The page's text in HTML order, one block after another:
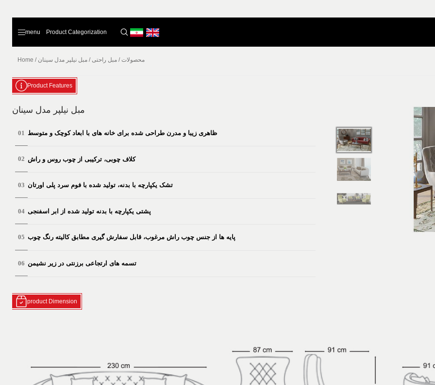
menu Product Categorization
Catalog Download
Home / محصولات / مبل راحتی / مبل نیلپر مدل سینان
Product Features
مبل نیلپر مدل سینان
ظاهری زیبا و مدرن طراحی شده برای خانه های با ابعاد کوچک و متوسط
کلاف چوبی، ترکیبی از چوب روس و راش
تشک یکپارچه با بدنه، تولید شده با فوم سرد پلی اورتان
پشتی یکپارچه با بدنه تولید شده از ابر اسفنجی
پایه ها از جنس چوب راش مرغوب، قابل سفارش گیری مطابق کالیته رنگ چوب
تسمه های ارتجاعی برزنتی در زیر نشیمن
product Dimension